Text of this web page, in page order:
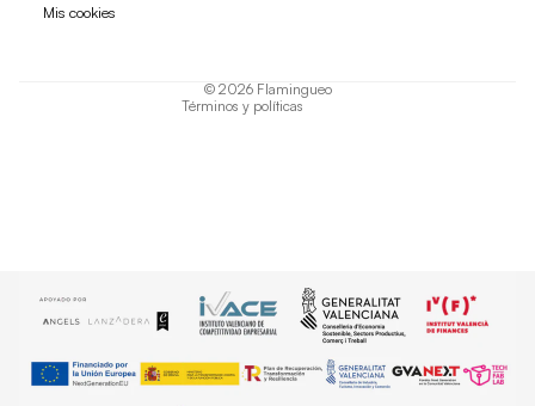
Mis cookies
© 2026 Flamingueo
Términos y políticas